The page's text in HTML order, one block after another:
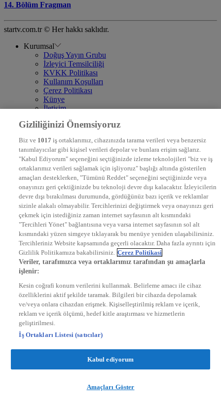
14. Bölüm Fragman
startv.com.tr © Her hakkı saklıdır.
Kurumsal
Doğuş Yayın Grubu
İzleyici Temsilciliği
KVKK Politikası
Kullanım Koşulları
Çerez Politikası
Künye
İletişim
DYG Televizyonlar
STAR
EURO STAR
KRAL POP TV
DYG Radyolar
NTV RADYO
KRAL FM
KRAL POP
EKSEN
VOYAGE
DYG Dijital
ntv.com.tr
ntvspor.net
secim.ntv.com.tr
startv.com.tr
kralmuzik.com.tr
Gizliliğinizi Önemsiyoruz
Biz ve 1017 iş ortaklarımız, cihazınızda tarama verileri veya benzersiz
tanımlayıcılar gibi kişisel verileri depolar ve bunlara erişim sağlarız.
"Kabul Ediyorum" seçeneğini seçtiğinizde izleme teknolojileri "biz ve iş
ortaklarımız verileri sağlamak için işliyoruz" başlığı altında gösterilen
amaçları desteklerken, "Tümünü Reddet" seçeneğini seçtiğinizde veya
onayınızı geri çektiğinizde bu teknoloji devre dışı kalacaktır. İzleyicilerin
devre dışı bırakılması durumunda, gördüğünüz bazı içerik ve reklamlar
sizinle alakalı olmayabilir. Tercihlerinizi değiştirmek veya onayınızı geri
çekmek için istediğiniz zaman internet sayfasının alt kısmındaki
"Tercihleri Yönet" bağlantısına veya varsa internet sayfasının sol alt
kısmındaki yüzen simgeye tıklayarak bu menüye yeniden ulaşabilirsiniz.
Tercihleriniz Website kapsamında geçerli olacaktır. Daha fazla ayrıntı için
Gizlilik Politikamıza bakabilirsiniz. Çerez Politikasi
Veriler, tarafımızca veya ortaklarımız tarafından şu amaçlarla
işlenir:
Kesin coğrafi konum verilerini kullanmak. Belirleme amacı ile cihaz
özelliklerini aktif şekilde taramak. Bilgileri bir cihazda depolamak
ve/veya onlara cihazdan erişmek. Kişiselleştirilmiş reklam ve içerik,
reklam ve içerik ölçümü, hedef kitle araştırması ve hizmetlerin
geliştirilmesi.
İş Ortakları Listesi (satıcılar)
Kabul ediyorum
Amaçları Göster